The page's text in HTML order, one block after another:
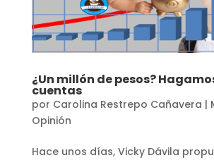
¿Un millón de pesos?
cuentas
por Carolina Restrepo Cañavera |
Opinión
Hace unos días, Vicky Dávila